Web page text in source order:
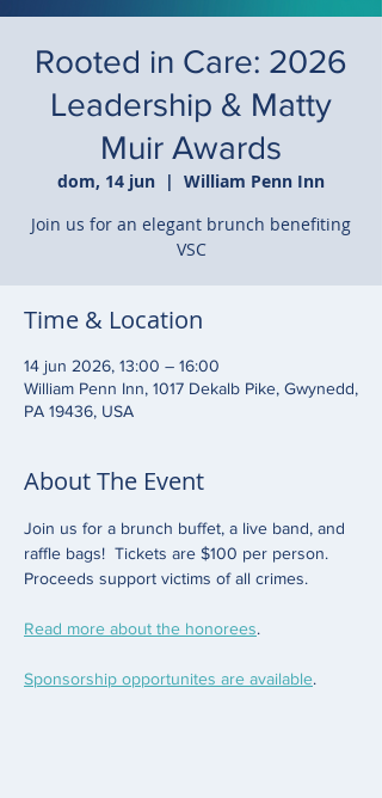
Rooted in Care: 2026
Leadership & Matty
Muir Awards
dom, 14 jun
  |
William Penn Inn
Join us for an elegant brunch benefiting
VSC
Time & Location
14 jun 2026, 13:00 – 16:00
William Penn Inn, 1017 Dekalb Pike, Gwynedd,
PA 19436, USA
About The Event
Join us for a brunch buffet, a live band, and
raffle bags!  Tickets are $100 per person.
Proceeds support victims of all crimes.
Read more about the honorees.
Sponsorship opportunites are available.